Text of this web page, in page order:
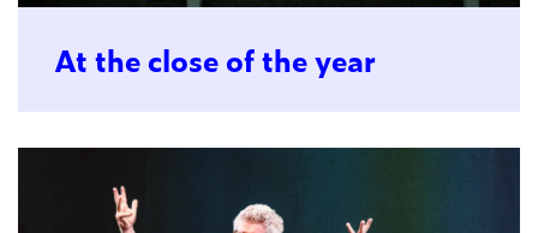
At the close of the year